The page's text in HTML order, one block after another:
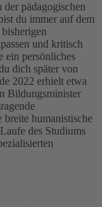
der pädagogischen
du immer auf dem
und kritisch
ein persönliches
dich später von
2022 erhielt etwa
Bildungsminister
breite humanistische
des Studiums